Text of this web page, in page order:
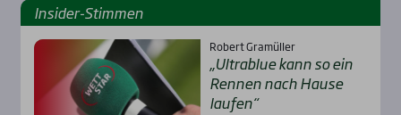
Insi­der-Stim­men
Robert Gramüller
„Ultra­b­lue kann so ein
Ren­nen nach Hau­se
lau­fen“